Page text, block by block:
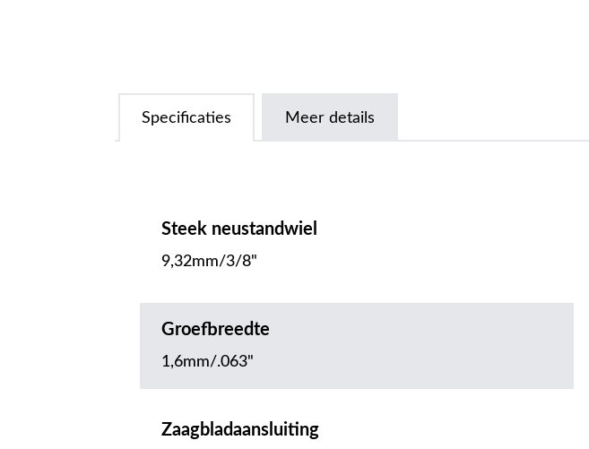
Specificaties Meer details
Steek neustandwiel
9,32mm/3/8"
Groefbreedte
1,6mm/.063"
Zaagbladaansluiting